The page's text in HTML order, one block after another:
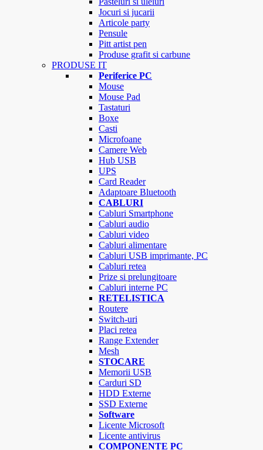
Jocuri si jucarii
Articole party
Pensule
Pitt artist pen
Produse grafit si carbune
PRODUSE IT
Periferice PC
Mouse
Mouse Pad
Tastaturi
Boxe
Casti
Microfoane
Camere Web
Hub USB
UPS
Card Reader
Adaptoare Bluetooth
CABLURI
Cabluri Smartphone
Cabluri audio
Cabluri video
Cabluri alimentare
Cabluri USB imprimante, PC
Cabluri retea
Prize si prelungitoare
Cabluri interne PC
RETELISTICA
Routere
Switch-uri
Placi retea
Range Extender
Mesh
STOCARE
Memorii USB
Carduri SD
HDD Externe
SSD Externe
Software
Licente Microsoft
Licente antivirus
COMPONENTE PC